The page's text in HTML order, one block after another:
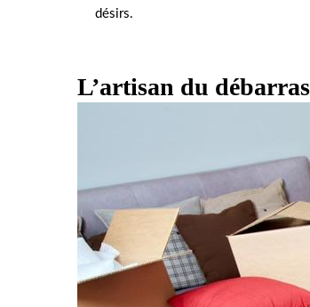
désirs.
L’artisan du